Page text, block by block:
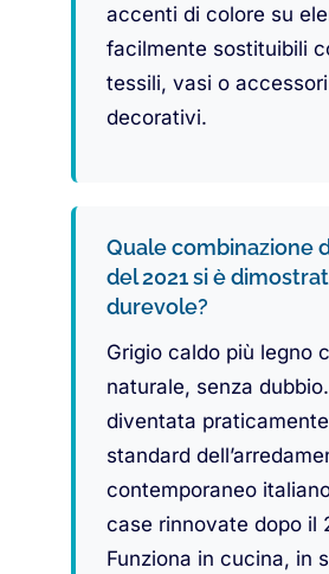
accenti di colore su
facilmente sostituibili
tessili, vasi o accessori
decorativi.
Quale combinazione
del 2021 si è
durevole?
Grigio caldo più legno
naturale, senza
diventata
standard
contemporaneo
case rinnovate dopo il
Funziona in cucina, in